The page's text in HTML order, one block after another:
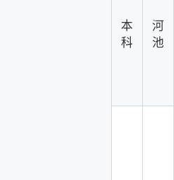
本
科
河
池